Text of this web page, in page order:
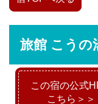
旅館 こうの
この宿の公式
こちら＞＞